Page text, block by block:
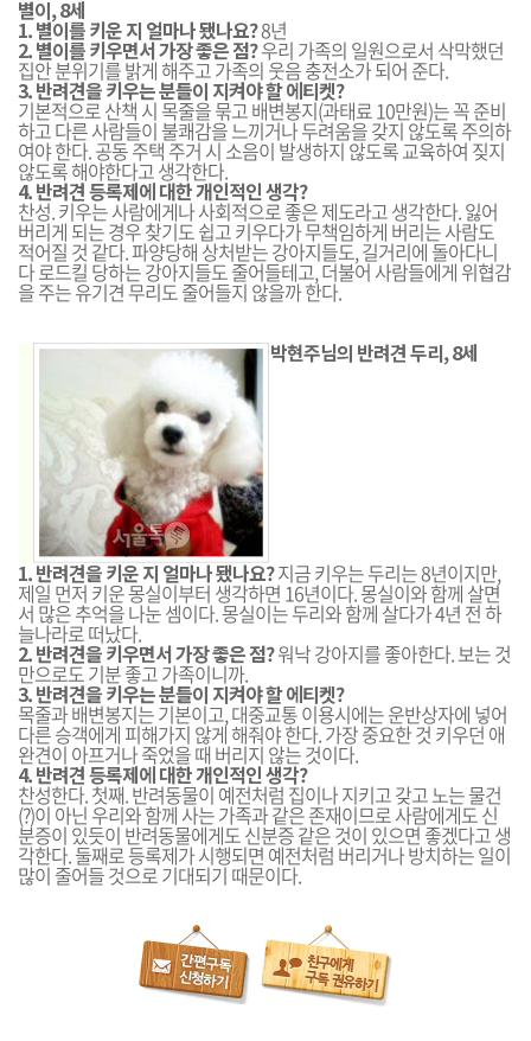
별이, 8세
1. 별이를 키운 지 얼마나 됐나요?8년
2. 별이를 키우면서 가장 좋은 점?우리 가족의 일원으로서 삭막했던
집안 분위기를 밝게 해주고 가족의 웃음 충전소가 되어 준다.
3. 반려견을 키우는 분들이 지켜야 할 에티켓?
기본적으로 산책 시 목줄을 묶고 배변봉지(과태료 10만원)는 꼭 준비
하고 다른 사람들이 불쾌감을 느끼거나 두려움을 갖지 않도록 주의하
여야 한다. 공동 주택 주거 시 소음이 발생하지 않도록 교육하여 짖지
않도록 해야한다고 생각한다.
4. 반려견 등록제에 대한 개인적인 생각?
찬성. 키우는 사람에게나 사회적으로 좋은 제도라고 생각한다. 잃어
버리게 되는 경우 찾기도 쉽고 키우다가 무책임하게 버리는 사람도
적어질 것 같다. 파양당해 상처받는 강아지들도, 길거리에 돌아다니
다 로드킬 당하는 강아지들도 줄어들테고, 더불어 사람들에게 위협감
을 주는 유기견 무리도 줄어들지 않을까 한다.
박현주님의 반려견 두리, 8세
1. 반려견을 키운 지 얼마나 됐나요?지금 키우는 두리는 8년이지만,
제일 먼저 키운 몽실이부터 생각하면 16년이다. 몽실이와 함께 살면
서 많은 추억을 나눈 셈이다. 몽실이는 두리와 함께 살다가 4년 전 하
늘나라로 떠났다.
2. 반려견을 키우면서 가장 좋은 점?워낙 강아지를 좋아한다. 보는 것
만으로도 기분 좋고 가족이니까.
3. 반려견을 키우는 분들이 지켜야 할 에티켓?
목줄과 배변봉지는 기본이고, 대중교통 이용시에는 운반상자에 넣어
다른 승객에게 피해가지 않게 해줘야 한다. 가장 중요한 것 키우던 애
완견이 아프거나 죽었을 때 버리지 않는 것이다.
4. 반려견 등록제에 대한 개인적인 생각?
찬성한다. 첫째. 반려동물이 예전처럼 집이나 지키고 갖고 노는 물건
(?)이 아닌 우리와 함께 사는 가족과 같은 존재이므로 사람에게도 신
분증이 있듯이 반려동물에게도 신분증 같은 것이 있으면 좋겠다고 생
각한다. 둘째로 등록제가 시행되면 예전처럼 버리거나 방치하는 일이
많이 줄어들 것으로 기대되기 때문이다.